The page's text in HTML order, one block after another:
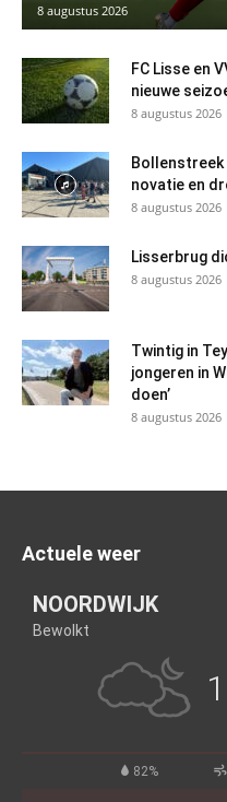
8 augustus 2026
FC Lisse en
nieuwe
8 augustus 2026
Bollenstreek
novatie en
8 augustus 2026
Lisserbrug
8 augustus 2026
Twintig in
jongeren in
doen’
8 augustus 2026
Actuele weer
NOORDWIJK
Bewolkt
82%